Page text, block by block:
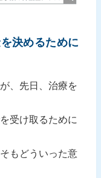
決めるために
、先日、治療を
を受け取るために
もどういった意